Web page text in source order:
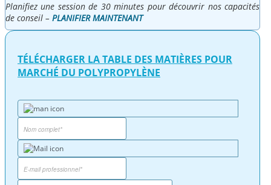
Planifiez une session de 30 minutes pour découvrir nos capacités
de conseil – PLANIFIER MAINTENANT
TÉLÉCHARGER LA TABLE DES MATIÈRES POUR
MARCHÉ DU POLYPROPYLÈNE